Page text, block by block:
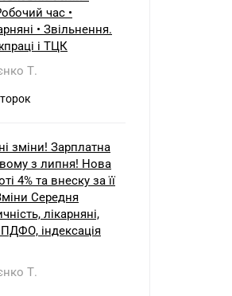
час •
• Звільнення.
і ТЦК
Т.
зміни! Зарплатна
з липня! Нова
4% та внеску за її
Середня
лікарняні,
індексація
Т.